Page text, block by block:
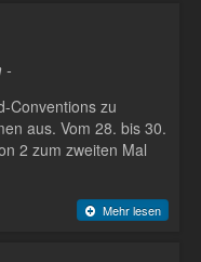
-
Conventions zu
aus. Vom 28. bis 30.
2 zum zweiten Mal
Mehr lesen